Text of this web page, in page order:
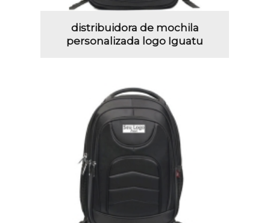
distribuidora de mochila
personalizada logo Iguatu